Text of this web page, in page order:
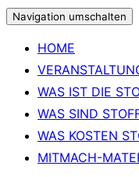
Navigation umschalten
HOME
WAS IST DIE
WAS SIND
WAS KOSTEN
MITMACH-